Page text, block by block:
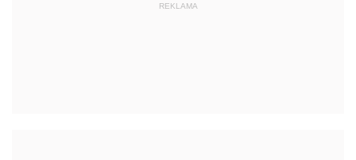
REKLAMA